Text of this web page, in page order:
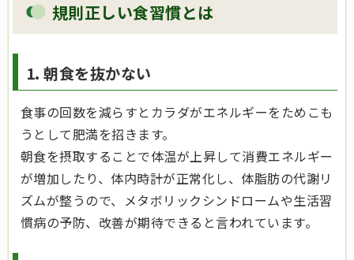
規則正しい食習慣とは
1. 朝食を抜かない
食事の回数を減らすとカラダがエネルギーをためこも
うとして肥満を招きます。
朝食を摂取することで体温が上昇して消費エネルギー
が増加したり、体内時計が正常化し、体脂肪の代謝リ
ズムが整うので、メタボリックシンドロームや生活習
慣病の予防、改善が期待できると言われています。